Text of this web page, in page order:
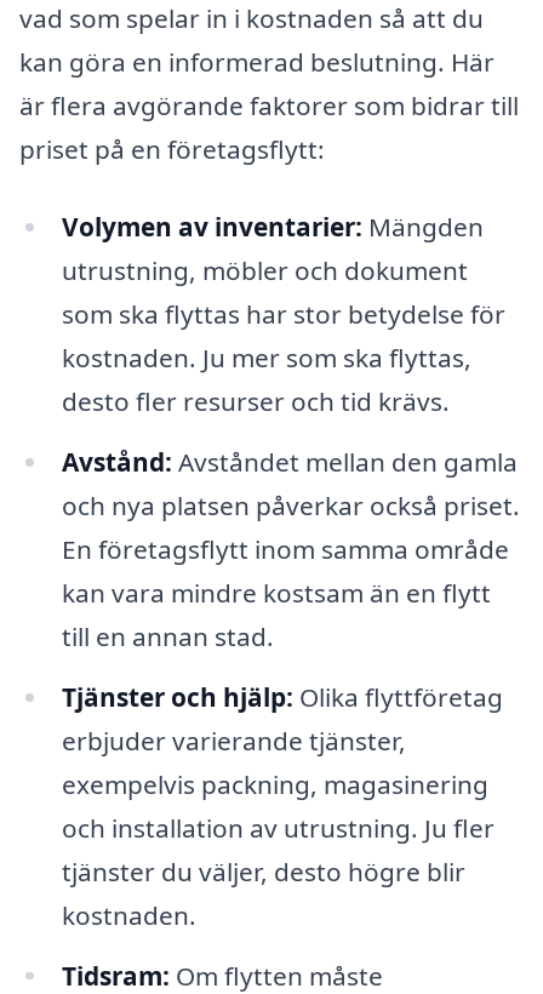
vad som spelar in i kostnaden så att du
kan göra en informerad beslutning. Här
är flera avgörande faktorer som bidrar till
priset på en företagsflytt:
Volymen av inventarier: Mängden
utrustning, möbler och dokument
som ska flyttas har stor betydelse för
kostnaden. Ju mer som ska flyttas,
desto fler resurser och tid krävs.
Avstånd: Avståndet mellan den gamla
och nya platsen påverkar också priset.
En företagsflytt inom samma område
kan vara mindre kostsam än en flytt
till en annan stad.
Tjänster och hjälp: Olika flyttföretag
erbjuder varierande tjänster,
exempelvis packning, magasinering
och installation av utrustning. Ju fler
tjänster du väljer, desto högre blir
kostnaden.
Tidsram: Om flytten måste